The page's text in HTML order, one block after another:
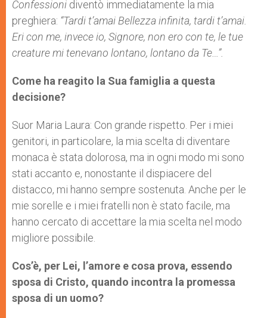
Confessioni diventò immediatamente la mia
preghiera: “Tardi t’amai Bellezza infinita, tardi t’amai.
Eri con me, invece io, Signore, non ero con te, le tue
creature mi tenevano lontano, lontano da Te…”.
Come ha reagito la Sua famiglia a questa
decisione?
Suor Maria Laura: Con grande rispetto. Per i miei
genitori, in particolare, la mia scelta di diventare
monaca è stata dolorosa, ma in ogni modo mi sono
stati accanto e, nonostante il dispiacere del
distacco, mi hanno sempre sostenuta. Anche per le
mie sorelle e i miei fratelli non è stato facile, ma
hanno cercato di accettare la mia scelta nel modo
migliore possibile.
Cos’è, per Lei, l’amore e cosa prova, essendo
sposa di Cristo, quando incontra la promessa
sposa di un uomo?